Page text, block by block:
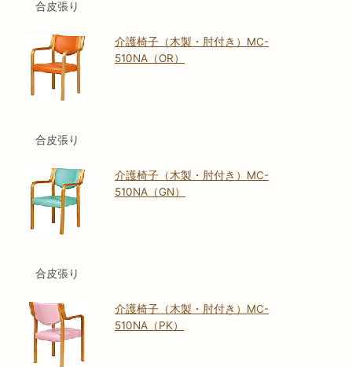
合皮張り
合皮張り
介護椅子（木製・肘付き）MC-
510NA（OR）
合皮張り
介護椅子（木製・肘付き）MC-
510NA（GN）
介護椅子（木製・肘付き）MC-
510NA（PK）